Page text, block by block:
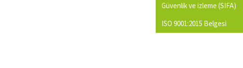
Güvenlik ve izleme (SIFA)
ISO 9001:2015 Belgesi